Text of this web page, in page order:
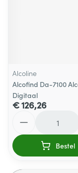
Alcoline
Alcofind Da-7100
Digitaal
€ 126,26
Bestel